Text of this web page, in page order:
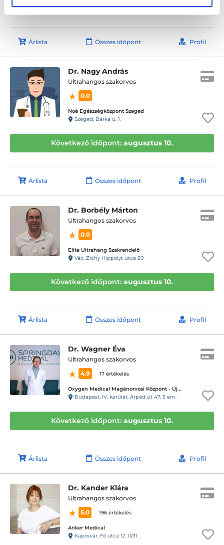
Következő időpont:augusztus 10.
Árlista Összes időpont Profil
Dr. Nagy András
Ultrahangos szakorvos
0.0
Noé Egészségközpont Szeged
Szeged, Bárka u. 1.
Következő időpont: augusztus 10.
Árlista Összes időpont Profil
Dr. Borbély Márton
Ultrahangos szakorvos
0.0
Elite Ultrahang Szakrendelő
Vác, Zichy Hippolyt utca 20
Következő időpont: augusztus 10.
Árlista Összes időpont Profil
Dr. Wagner Éva
Ultrahangos szakorvos
4.9
17 értékelés
Oxygen Medical Magánorvosi Központ - Újpest
Budapest, IV. kerület, Árpád út 47. 3 em.
Következő időpont: augusztus 10.
Árlista Összes időpont Profil
Dr. Kander Klára
Ultrahangos szakorvos
5.0
196 értékelés
Anker Medical
Kaposvár, Fő utca 12. II/31.